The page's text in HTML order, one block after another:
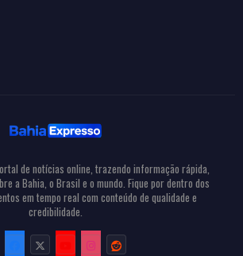
de notícias online, trazendo informação rápida,
a Bahia, o Brasil e o mundo. Fique por dentro dos
em tempo real com conteúdo de qualidade e
credibilidade.